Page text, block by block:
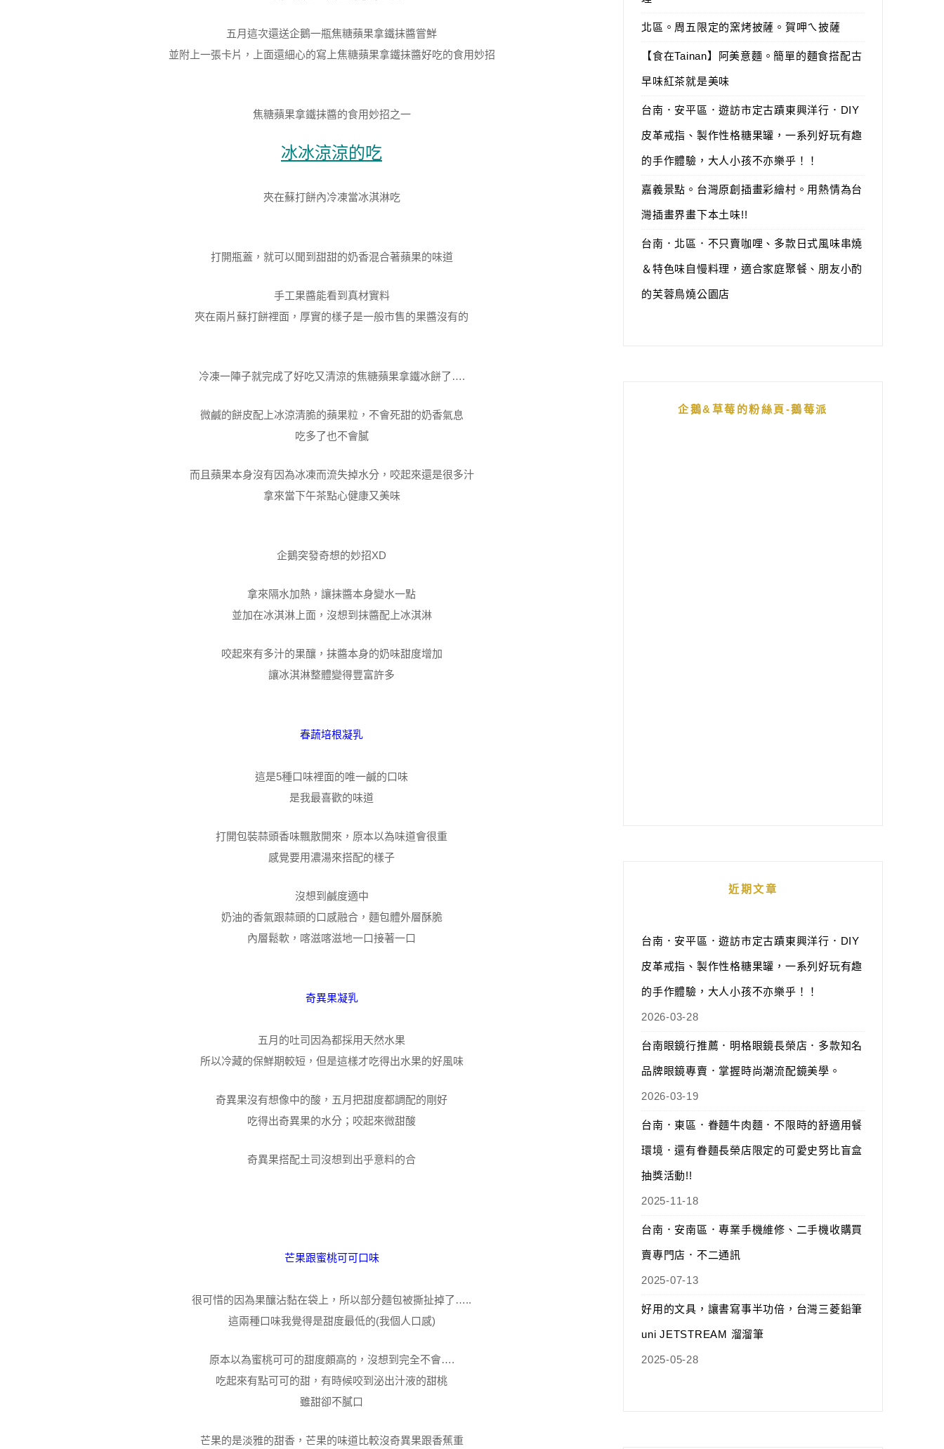
五月這次還送企鵝一瓶焦糖蘋果拿鐵抹醬嘗鮮
並附上一張卡片，上面還細心的寫上焦糖蘋果拿鐵抹醬好吃的食用妙招
焦糖蘋果拿鐵抹醬的食用妙招之一
冰冰涼涼的吃
夾在蘇打餅內冷凍當冰淇淋吃
打開瓶蓋，就可以聞到甜甜的奶香混合著蘋果的味道
手工果醬能看到真材實料
夾在兩片蘇打餅裡面，厚實的樣子是一般市售的果醬沒有的
冷凍一陣子就完成了好吃又清涼的焦糖蘋果拿鐵冰餅了….
微鹹的餅皮配上冰涼清脆的蘋果粒，不會死甜的奶香氣息
吃多了也不會膩
而且蘋果本身沒有因為冰凍而流失掉水分，咬起來還是很多汁
拿來當下午茶點心健康又美味
企鵝突發奇想的妙招XD
拿來隔水加熱，讓抹醬本身變水一點
並加在冰淇淋上面，沒想到抹醬配上冰淇淋
咬起來有多汁的果釀，抹醬本身的奶味甜度增加
讓冰淇淋整體變得豐富許多
春蔬培根凝乳
這是5種口味裡面的唯一鹹的口味
是我最喜歡的味道
打開包裝蒜頭香味飄散開來，原本以為味道會很重
感覺要用濃湯來搭配的樣子
沒想到鹹度適中
奶油的香氣跟蒜頭的口感融合，麵包體外層酥脆
內層鬆軟，喀滋喀滋地一口接著一口
奇異果凝乳
五月的吐司因為都採用天然水果
所以冷藏的保鮮期較短，但是這樣才吃得出水果的好風味
奇異果沒有想像中的酸，五月把甜度都調配的剛好
吃得出奇異果的水分；咬起來微甜酸
奇異果搭配土司沒想到出乎意料的合
芒果跟蜜桃可可口味
很可惜的因為果釀沾黏在袋上，所以部分麵包被撕扯掉了…..
這兩種口味我覺得是甜度最低的(我個人口感)
原本以為蜜桃可可的甜度頗高的，沒想到完全不會….
吃起來有點可可的甜，有時候咬到泌出汁液的甜桃
雖甜卻不膩口
芒果的是淡雅的甜香，芒果的味道比較沒奇異果跟香蕉重
北區。周五限定的窯烤披薩。賀呷ㄟ披薩
【食在Tainan】阿美意麵。簡單的麵食搭配古
早味紅茶就是美味
台南．安平區．遊訪市定古蹟東興洋行．DIY
皮革戒指、製作性格糖果罐，一系列好玩有趣
的手作體驗，大人小孩不亦樂乎！！
嘉義景點。台灣原創插畫彩繪村。用熱情為台
灣插畫界畫下本土味!!
台南．北區．不只賣咖哩、多款日式風味串燒
＆特色味自慢料理，適合家庭聚餐、朋友小酌
的芙蓉鳥燒公園店
企鵝&草莓的粉絲頁-鵝莓派
近期文章
台南．安平區．遊訪市定古蹟東興洋行．DIY
皮革戒指、製作性格糖果罐，一系列好玩有趣
的手作體驗，大人小孩不亦樂乎！！
2026-03-28
台南眼鏡行推薦．明格眼鏡長榮店．多款知名
品牌眼鏡專賣．掌握時尚潮流配鏡美學。
2026-03-19
台南．東區．眷麵牛肉麵．不限時的舒適用餐
環境．還有眷麵長榮店限定的可愛史努比盲盒
抽獎活動!!
2025-11-18
台南．安南區．專業手機維修、二手機收購買
賣專門店．不二通訊
2025-07-13
好用的文具，讓書寫事半功倍，台灣三菱鉛筆
uni JETSTREAM 溜溜筆
2025-05-28